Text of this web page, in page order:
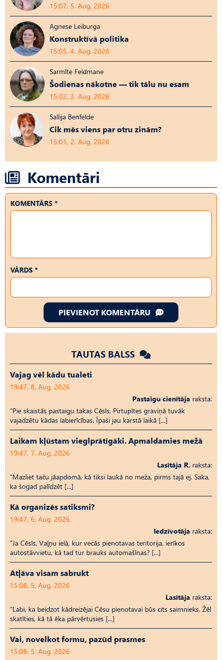
15:07, 5. Aug, 2026
Agnese Leiburga
Konstruktīvā politika
15:05, 4. Aug, 2026
Sarmīte Feldmane
Šodienas nākotne — tik tālu nu esam
15:02, 3. Aug, 2026
Sallija Benfelde
Cik mēs viens par otru zinām?
15:01, 2. Aug, 2026
Komentāri
KOMENTĀRS *
VĀRDS *
PIEVIENOT KOMENTĀRU
TAUTAS BALSS
Vajag vēl kādu tualeti
19:47, 8. Aug, 2026
Pastaigu cienītāja raksta:
“Pie skaistās pastaigu takas Cēsīs, Pirtupītes graviņā tuvāk
vajadzētu kādas labierīcības. Īpaši jau karstā laikā […]
Laikam kļūstam vieglprātīgāki. Apmaldamies mežā
19:47, 7. Aug, 2026
Lasītāja R. raksta:
“Mazliet taču jāapdomā, kā tiksi laukā no meža, pirms tajā ej. Saka,
ka šogad palīdzēt […]
Kā organizēs satiksmi?
19:47, 6. Aug, 2026
Iedzīvotāja raksta:
“Ja Cēsīs, Vaļņu ielā, kur vecās pienotavas teritorija, ierīkos
autostāvvietu, kā tad tur brauks automašīnas? […]
Atļāva visam sabrukt
15:08, 5. Aug, 2026
Lasītāja raksta:
“Labi, ka beidzot kādreizējai Cēsu pienotavai būs cits saimnieks. Žēl
skatīties, kā tā ēka pārvērtusies […]
Vai, novelkot formu, pazūd prasmes
15:08, 5. Aug, 2026